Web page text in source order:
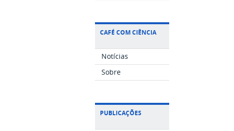
CAFÉ COM CIÊNCIA
Notícias
Sobre
PUBLICAÇÕES